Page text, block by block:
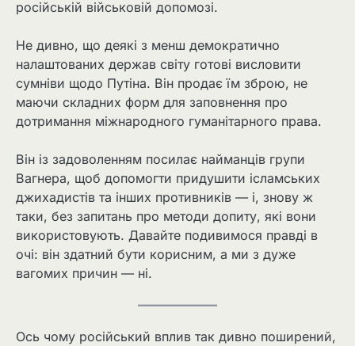
російській військовій допомозі.
Не дивно, що деякі з менш демократично
налаштованих держав світу готові висловити
сумніви щодо Путіна. Він продає їм зброю, не
маючи складних форм для заповнення про
дотримання міжнародного гуманітарного права.
Він із задоволенням посилає найманців групи
Вагнера, щоб допомогти придушити ісламських
джихадистів та інших противників — і, знову ж
таки, без запитань про методи допиту, які вони
використовують. Давайте подивимося правді в
очі: він здатний бути корисним, а ми з дуже
вагомих причин — ні.
Ось чому російський вплив так дивно поширений,